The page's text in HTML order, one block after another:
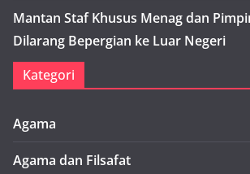
Mantan Staf Khusus Menag dan
Dilarang Bepergian ke Luar Negeri
Kategori
Agama
Agama dan Filsafat